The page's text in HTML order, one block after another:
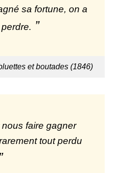
sa fortune, on a
et boutades (1846)
faire gagner
tout perdu